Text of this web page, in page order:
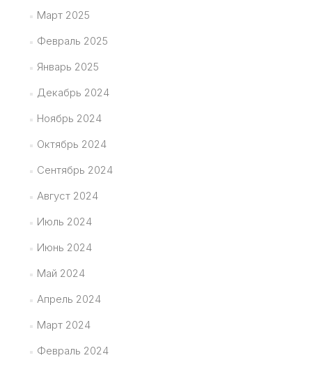
Март 2025
Февраль 2025
Январь 2025
Декабрь 2024
Ноябрь 2024
Октябрь 2024
Сентябрь 2024
Август 2024
Июль 2024
Июнь 2024
Май 2024
Апрель 2024
Март 2024
Февраль 2024